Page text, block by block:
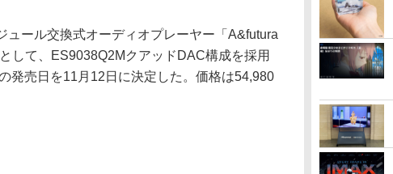
ール交換式オーディオプレーヤー「A&futura
して、ES9038Q2MクアッドDAC構成を採用
発売日を11月12日に決定した。価格は54,980